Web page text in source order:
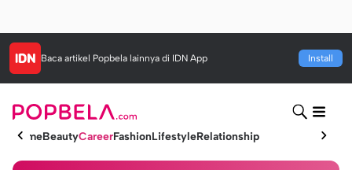
Baca artikel Popbela lainnya di IDN App Install
HomeBeautyCareerFashionLifestyleRelationship